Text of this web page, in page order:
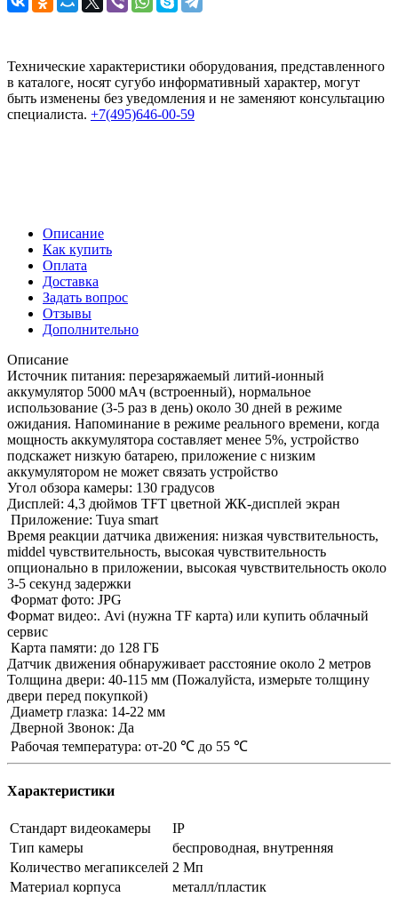
Технические характеристики оборудования, представленного
в каталоге, носят сугубо информативный характер, могут
быть изменены без уведомления и не заменяют консультацию
специалиста. +7(495)646-00-59
Описание
Как купить
Оплата
Доставка
Задать вопрос
Отзывы
Дополнительно
Описание
Источник питания: перезаряжаемый литий-ионный
аккумулятор 5000 мАч (встроенный), нормальное
использование (3-5 раз в день) около 30 дней в режиме
ожидания. Напоминание в режиме реального времени, когда
мощность аккумулятора составляет менее 5%, устройство
подскажет низкую батарею, приложение с низким
аккумулятором не может связать устройство
Угол обзора камеры: 130 градусов
Дисплей: 4,3 дюймов TFT цветной ЖК-дисплей экран
Приложение: Tuya smart
Время реакции датчика движения: низкая чувствительность,
middel чувствительность, высокая чувствительность
опционально в приложении, высокая чувствительность около
3-5 секунд задержки
Формат фото: JPG
Формат видео:. Avi (нужна TF карта) или купить облачный
сервис
Карта памяти: до 128 ГБ
Датчик движения обнаруживает расстояние около 2 метров
Толщина двери: 40-115 мм (Пожалуйста, измерьте толщину
двери перед покупкой)
Диаметр глазка: 14-22 мм
Дверной Звонок: Да
Рабочая температура: от-20 ℃ до 55 ℃
Характеристики
Стандарт видеокамеры
IP
Тип камеры
беспроводная, внутренняя
Количество мегапикселей 2 Мп
Материал корпуса
металл/пластик